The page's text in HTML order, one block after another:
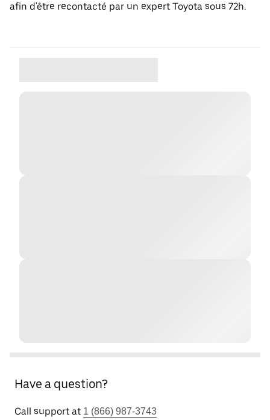
afin d'être recontacté par un expert Toyota sous 72h.
Have a question?
Call support at 1 (866) 987-3743